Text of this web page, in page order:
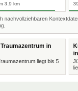
3,9 km
nachvollziehbaren
in
liegt bis 5